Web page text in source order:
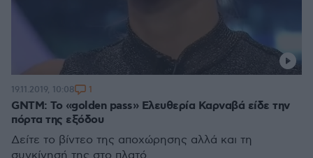
GNTM: Το «golden pass» Ελευθερία Καρναβά είδε την
πόρτα της εξόδου
Δείτε το βίντεο της αποχώρησης αλλά και τη
συγκίνησή της στο πλατό
19.11.2019, 10:08 1